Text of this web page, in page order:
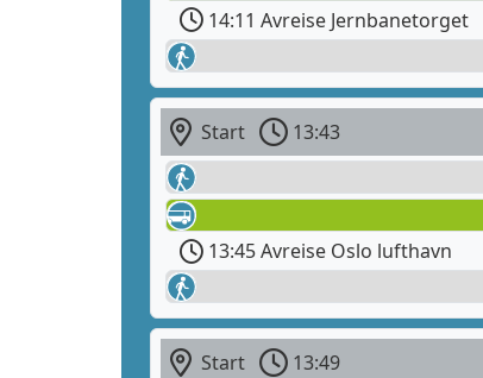
14:11 Avreise Jernbanetorget
Start 13:43
13:45 Avreise Oslo lufthavn
Start 13:49